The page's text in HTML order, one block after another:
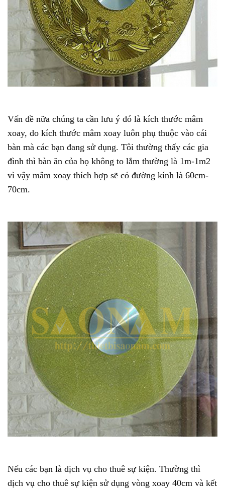
Vấn đề nữa chúng ta cần lưu ý đó là kích thước mâm
xoay, do kích thước mâm xoay luôn phụ thuộc vào cái
bàn mà các bạn đang sử dụng. Tôi thường thấy các gia
đình thì bàn ăn của họ không to lắm thường là 1m-1m2
vì vậy mâm xoay thích hợp sẽ có đường kính là 60cm-
70cm.
Nếu các bạn là dịch vụ cho thuê sự kiện. Thường thì
dịch vụ cho thuê sự kiện sử dụng vòng xoay 40cm và kết